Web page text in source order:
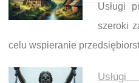
Usługi
szeroki
celu wspieranie
Nawigacja wpisu